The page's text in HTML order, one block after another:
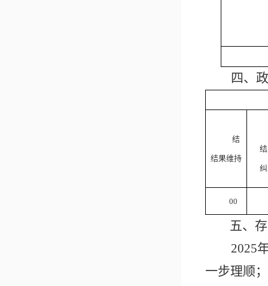
四、
结
结果维持
结
00
五、
2025
一步理顺；